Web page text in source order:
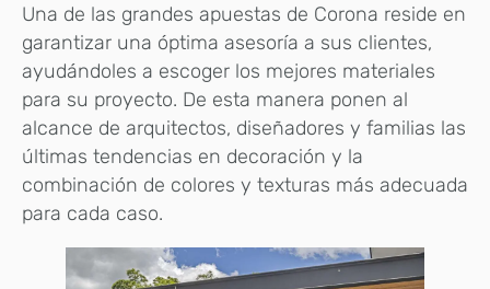
Una de las grandes apuestas de Corona reside en
garantizar una óptima asesoría a sus clientes,
ayudándoles a escoger los mejores materiales
para su proyecto. De esta manera ponen al
alcance de arquitectos, diseñadores y familias las
últimas tendencias en decoración y la
combinación de colores y texturas más adecuada
para cada caso.